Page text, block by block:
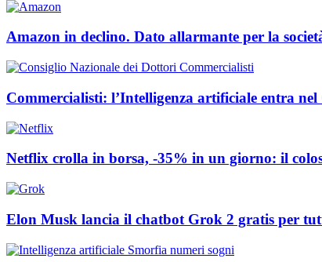
Amazon in declino. Dato allarmante per la
Commercialisti: l’Intelligenza artificiale entra nel
Netflix crolla in borsa, -35% in un giorno: il
Elon Musk lancia il chatbot Grok 2 gratis per